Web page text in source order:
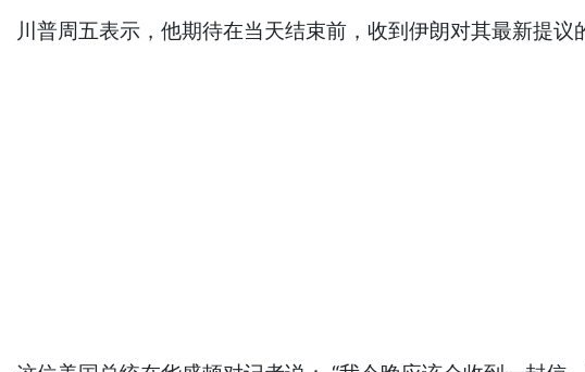
川普周五表示，他期待在当天结束前，收到伊朗对其最新提议